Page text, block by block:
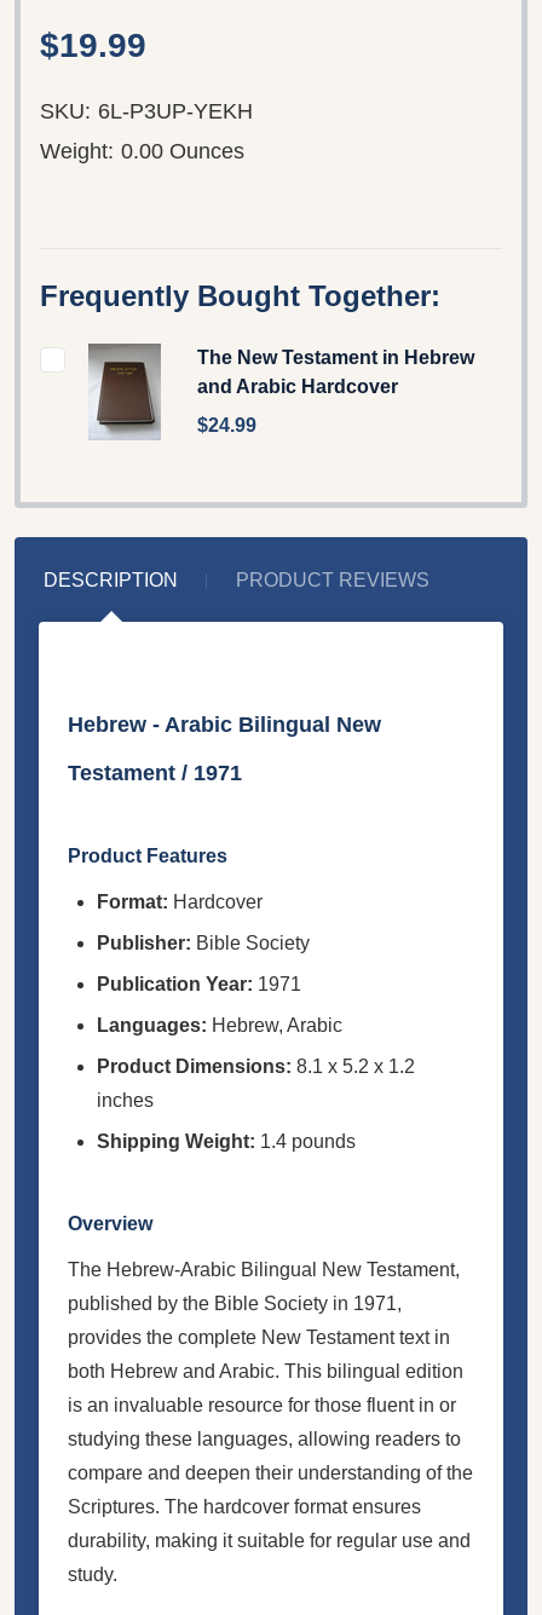
$19.99
SKU: 6L-P3UP-YEKH
Weight: 0.00 Ounces
Frequently Bought Together:
The New Testament in Hebrew
and Arabic Hardcover
$24.99
DESCRIPTION PRODUCT REVIEWS
Hebrew - Arabic Bilingual New
Testament / 1971
Product Features
Format: Hardcover
Publisher: Bible Society
Publication Year: 1971
Languages: Hebrew, Arabic
Product Dimensions: 8.1 x 5.2 x 1.2
inches
Shipping Weight: 1.4 pounds
Overview
The Hebrew-Arabic Bilingual New Testament,
published by the Bible Society in 1971,
provides the complete New Testament text in
both Hebrew and Arabic. This bilingual edition
is an invaluable resource for those fluent in or
studying these languages, allowing readers to
compare and deepen their understanding of the
Scriptures. The hardcover format ensures
durability, making it suitable for regular use and
study.